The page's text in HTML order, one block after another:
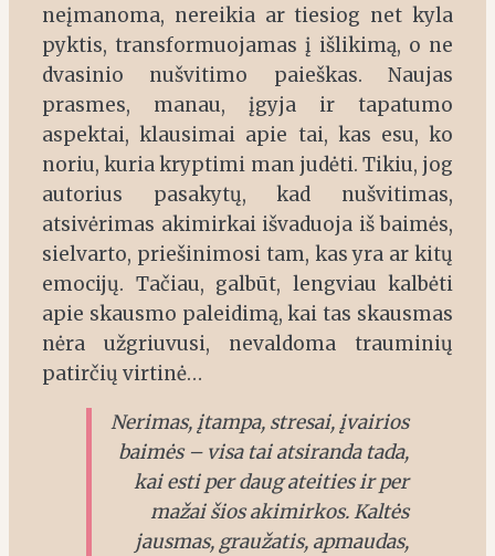
neįmanoma, nereikia ar tiesiog net kyla
pyktis, transformuojamas į išlikimą, o ne
dvasinio nušvitimo paieškas. Naujas
prasmes, manau, įgyja ir tapatumo
aspektai, klausimai apie tai, kas esu, ko
noriu, kuria kryptimi man judėti. Tikiu, jog
autorius pasakytų, kad nušvitimas,
atsivėrimas akimirkai išvaduoja iš baimės,
sielvarto, priešinimosi tam, kas yra ar kitų
emocijų. Tačiau, galbūt, lengviau kalbėti
apie skausmo paleidimą, kai tas skausmas
nėra užgriuvusi, nevaldoma trauminių
patirčių virtinė…
Nerimas, įtampa, stresai, įvairios
baimės – visa tai atsiranda tada,
kai esti per daug ateities ir per
mažai šios akimirkos. Kaltės
jausmas, graužatis, apmaudas,